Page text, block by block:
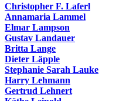
Christopher F. Laferl
Annamaria Lammel
Elmar Lampson
Gustav Landauer
Britta Lange
Dieter Läpple
Stephanie Sarah Lauke
Harry Lehmann
Gertrud Lehnert